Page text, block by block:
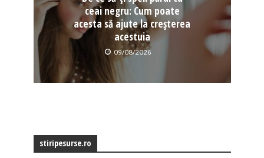
ceai negru: Cum poate
acesta să ajute la creșterea
acestuia
09/08/2026
stiripesurse.ro